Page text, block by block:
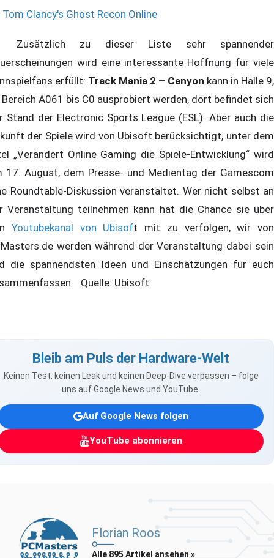
Tom Clancy's Ghost Recon Online
zu dieser Liste sehr spannender
wird eine interessante Hoffnung für viele
erfüllt: Track Mania 2 – Canyon kann in Halle 9,
A061 bis C0 ausprobiert werden, dort befindet sich
Stand der Electronic Sports League (ESL). Aber auch die
der Spiele wird von Ubisoft berücksichtigt, unter dem
„Verändert Online Gaming die Spiele-Entwicklung“ wird
17. August, dem Presse- und Medientag der Gamescom
Roundtable-Diskussion veranstaltet. Wer nicht selbst an
Veranstaltung teilnehmen kann hat die Chance sie über
Youtubekanal von Ubisoft mit zu verfolgen, wir von
werden während der Veranstaltung dabei sein
die spannendsten Ideen und Einschätzungen für euch
Quelle: Ubisoft
Bleib am Puls der Hardware-Welt
Keinen Test, keinen Leak und keinen Deep-Dive verpassen – folge
uns auf Google News und YouTube.
Auf Google News folgen
YouTube abonnieren
Florian Roos
Alle 895 Artikel ansehen »